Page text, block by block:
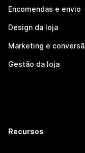
Encomendas e envio
Design da loja
Marketing e
Gestão da loja
Recursos